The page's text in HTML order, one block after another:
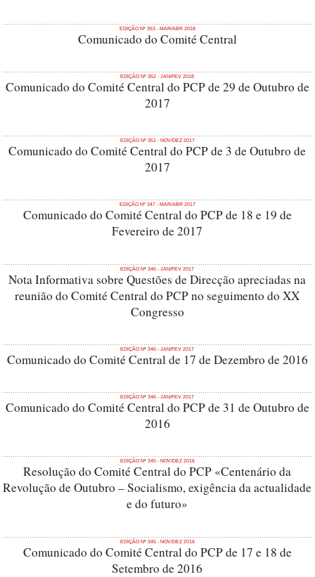
EDIÇÃO Nº 353 - MAR/ABR 2018
Comunicado do Comité Central
EDIÇÃO Nº 352 - JAN/FEV 2018
Comunicado do Comité Central do PCP de 29 de Outubro de
2017
EDIÇÃO Nº 351 - NOV/DEZ 2017
Comunicado do Comité Central do PCP de 3 de Outubro de
2017
EDIÇÃO Nº 347 - MAR/ABR 2017
Comunicado do Comité Central do PCP de 18 e 19 de
Fevereiro de 2017
EDIÇÃO Nº 346 - JAN/FEV 2017
Nota Informativa sobre Questões de Direcção apreciadas na
reunião do Comité Central do PCP no seguimento do XX
Congresso
EDIÇÃO Nº 346 - JAN/FEV 2017
Comunicado do Comité Central de 17 de Dezembro de 2016
EDIÇÃO Nº 346 - JAN/FEV 2017
Comunicado do Comité Central do PCP de 31 de Outubro de
2016
EDIÇÃO Nº 345 - NOV/DEZ 2016
Resolução do Comité Central do PCP «Centenário da
Revolução de Outubro – Socialismo, exigência da actualidade
e do futuro»
EDIÇÃO Nº 345 - NOV/DEZ 2016
Comunicado do Comité Central do PCP de 17 e 18 de
Setembro de 2016